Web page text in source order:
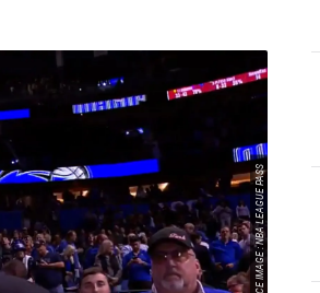
SOURCE IMAGE : NBA LEAGUE PASS